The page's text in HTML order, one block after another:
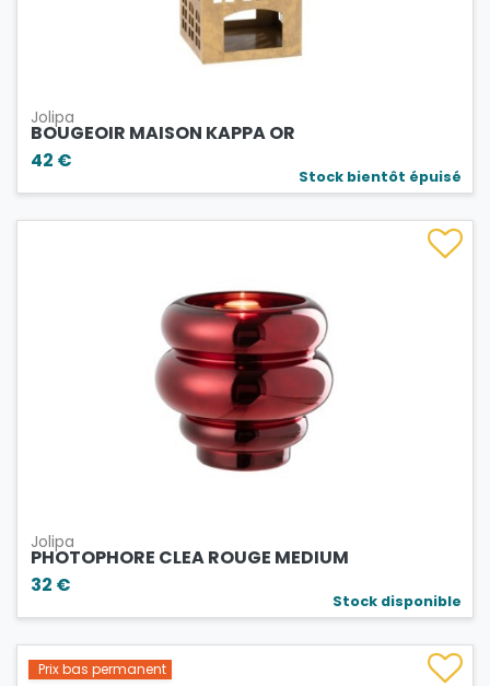
Jolipa
BOUGEOIR MAISON KAPPA OR
42 €
Stock bientôt épuisé
Jolipa
PHOTOPHORE CLEA ROUGE MEDIUM
32 €
Stock disponible
Prix bas permanent